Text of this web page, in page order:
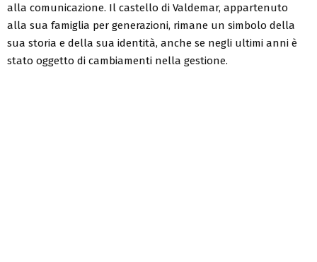
alla comunicazione. Il castello di Valdemar, appartenuto
alla sua famiglia per generazioni, rimane un simbolo della
sua storia e della sua identità, anche se negli ultimi anni è
stato oggetto di cambiamenti nella gestione.